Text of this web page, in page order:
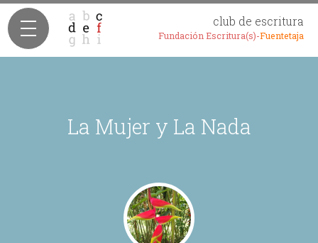
club de escritura
Fundación Escritura(s)-Fuentetaja
La Mujer y La Nada